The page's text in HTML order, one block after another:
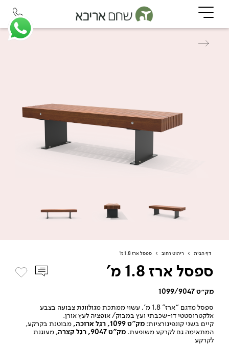
דף הבית > ריהוט רחוב > ספסל ארז 1.8 מ’
ספסל ארז 1.8 מ'
מק״ט 1099/9047
ספסל מדגם “ארז” 1.8 מ’, עשוי ממתכת מגולוונת צבועה בצבע
אלקטרוסטטי דו-שכבתי ועץ במבוק/ אופציה לעץ אורן.
קיים בשני קונפיגורציות: מק”ט 1099, רגל ארוכה,
מבוטנת בקרקע,
המתאימה גם לקרקע משופעת. מק”ט 9047, רגל קצרה, מעוגנת
לקרקע